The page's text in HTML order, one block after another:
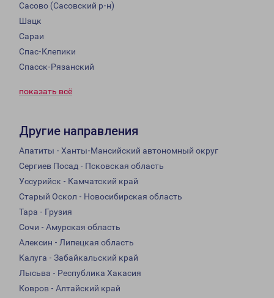
Сасово (Сасовский р-н)
Шацк
Сараи
Спас-Клепики
Спасск-Рязанский
показать всё
Другие направления
Апатиты - Ханты-Мансийский автономный округ
Сергиев Посад - Псковская область
Уссурийск - Камчатский край
Старый Оскол - Новосибирская область
Тара - Грузия
Сочи - Амурская область
Алексин - Липецкая область
Калуга - Забайкальский край
Лысьва - Республика Хакасия
Ковров - Алтайский край